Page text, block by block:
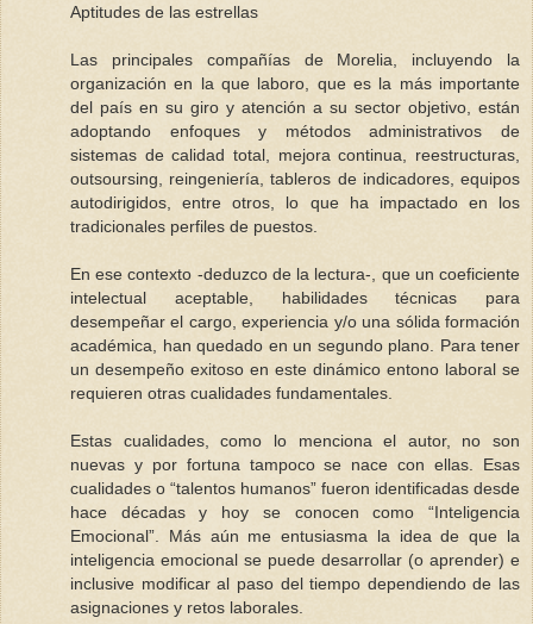
Aptitudes de las estrellas
Las principales compañías de Morelia, incluyendo la
organización en la que laboro, que es la más importante
del país en su giro y atención a su sector objetivo, están
adoptando enfoques y métodos administrativos de
sistemas de calidad total, mejora continua, reestructuras,
outsoursing, reingeniería, tableros de indicadores, equipos
autodirigidos, entre otros, lo que ha impactado en los
tradicionales perfiles de puestos.
En ese contexto -deduzco de la lectura-, que un coeficiente
intelectual aceptable, habilidades técnicas para
desempeñar el cargo, experiencia y/o una sólida formación
académica, han quedado en un segundo plano. Para tener
un desempeño exitoso en este dinámico entono laboral se
requieren otras cualidades fundamentales.
Estas cualidades, como lo menciona el autor, no son
nuevas y por fortuna tampoco se nace con ellas. Esas
cualidades o “talentos humanos” fueron identificadas desde
hace décadas y hoy se conocen como “Inteligencia
Emocional”. Más aún me entusiasma la idea de que la
inteligencia emocional se puede desarrollar (o aprender) e
inclusive modificar al paso del tiempo dependiendo de las
asignaciones y retos laborales.